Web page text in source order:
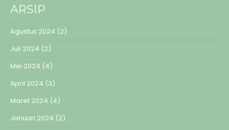
ARSIP
Agustus 2024 (2)
Juli 2024 (2)
Mei 2024 (4)
April 2024 (3)
Maret 2024 (4)
Januari 2024 (2)